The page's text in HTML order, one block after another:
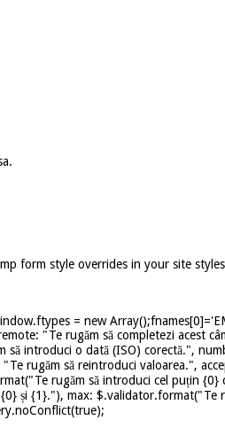
form style overrides in your site
= new
"Te rugăm să completezi acest
introduci o dată (ISO) corectă.",
rugăm să reintroduci valoarea.",
rugăm să introduci cel puțin
și {1}."), max: $.validator.format("Te